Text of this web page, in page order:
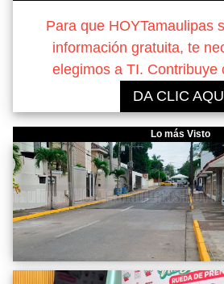
Para que HOYTamaulipas
información gratuita, te
elegimos a TI. Contribuye
DA CLIC
Lo más Visto